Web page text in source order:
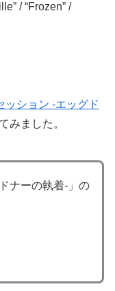
/ “Frozen” /
ッション -エッグド
みました。
ナーの執着-」の